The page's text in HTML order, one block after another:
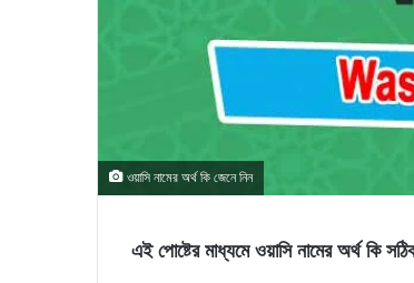
ওয়াসি নামের অর্থ কি জেনে নিন
এই পোষ্টের মাধ্যমে ওয়াসি নামের অর্থ